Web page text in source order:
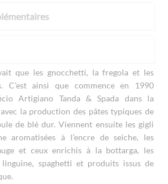
que les gnocchetti, la fregola et les
C’est ainsi que commence en 1990
Artigiano Tanda & Spada dans la
la production des pâtes typiques de
de blé dur. Viennent ensuite les gigli
aromatisées à l’encre de seiche, les
et ceux enrichis à la bottarga, les
linguine, spaghetti et produits issus de